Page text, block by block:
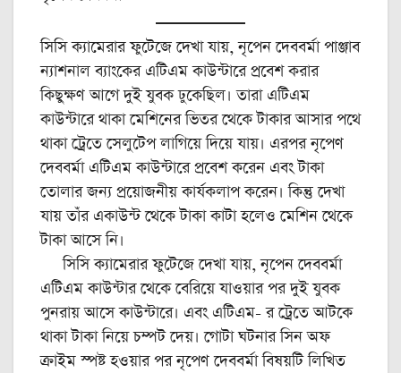
সিসি ক্যামেরার ফুটেজে দেখা যায়, নৃপেন দেববর্মা পাঞ্জাব
ন্যাশনাল ব্যাংকের এটিএম কাউন্টারে প্রবেশ করার
কিছুক্ষণ আগে দুই যুবক ঢুকেছিল। তারা এটিএম
কাউন্টারে থাকা মেশিনের ভিতর থেকে টাকার আসার পথে
থাকা ট্রেতে সেলুটেপ লাগিয়ে দিয়ে যায়। এরপর নৃপেণ
দেববর্মা এটিএম কাউন্টারে প্রবেশ করেন এবং টাকা
তোলার জন্য প্রয়োজনীয় কার্যকলাপ করেন। কিন্তু দেখা
যায় তাঁর একাউন্ট থেকে টাকা কাটা হলেও মেশিন থেকে
টাকা আসে নি।
সিসি ক্যামেরার ফুটেজে দেখা যায়, নৃপেন দেববর্মা
এটিএম কাউন্টার থেকে বেরিয়ে যাওয়ার পর দুই যুবক
পুনরায় আসে কাউন্টারে। এবং এটিএম- র ট্রেতে আটকে
থাকা টাকা নিয়ে চম্পট দেয়। গোটা ঘটনার সিন অফ
ক্রাইম স্পষ্ট হওয়ার পর নৃপেণ দেববর্মা বিষয়টি লিখিত